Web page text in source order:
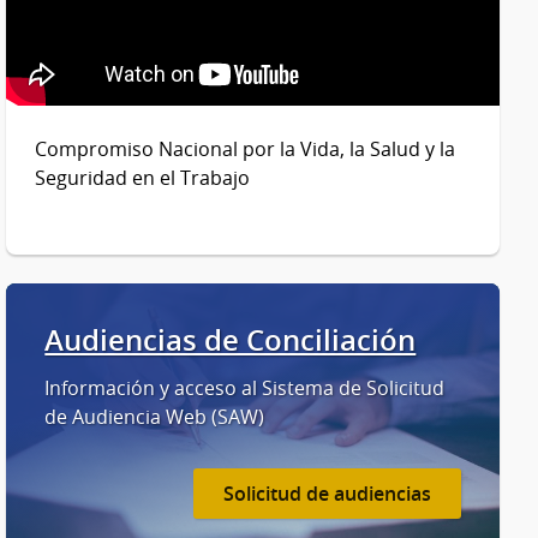
Compromiso Nacional por la Vida, la Salud y la
Seguridad en el Trabajo
Audiencias de Conciliación
Información y acceso al Sistema de Solicitud
de Audiencia Web (SAW)
Solicitud de audiencias